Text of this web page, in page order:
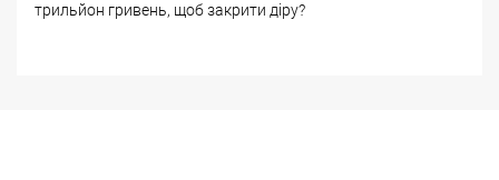
трильйон гривень, щоб закрити діру?